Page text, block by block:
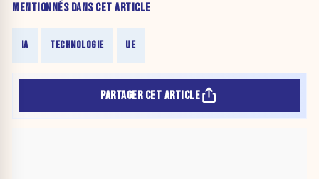
MENTIONNÉS DANS CET ARTICLE
IA TECHNOLOGIE UE
PARTAGER CET ARTICLE